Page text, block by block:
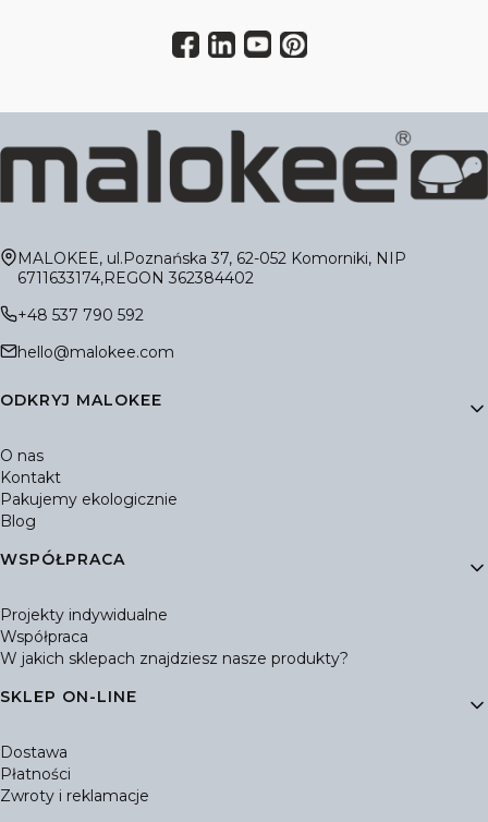
Adres:
MALOKEE, ul.Poznańska 37, 62-052 Komorniki, NIP
6711633174,REGON 362384402
+48 537 790 592
hello@malokee.com
Linki w stopce
ODKRYJ MALOKEE
O nas
Kontakt
Pakujemy ekologicznie
Blog
WSPÓŁPRACA
Projekty indywidualne
Współpraca
W jakich sklepach znajdziesz nasze produkty?
SKLEP ON-LINE
Dostawa
Płatności
Zwroty i reklamacje